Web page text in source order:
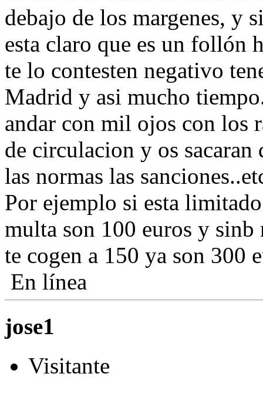
debajo de los margenes, y
esta claro que es un follón
te lo contesten negativo
Madrid y asi mucho
andar con mil ojos con los
de circulacion y os sacaran
las normas las
Por ejemplo si esta
multa son 100 euros y
te cogen a 150 ya son 300
En línea
jose1
Visitante